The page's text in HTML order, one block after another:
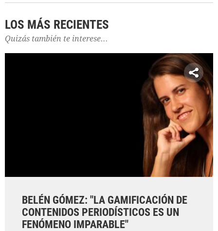
LOS MÁS RECIENTES
Quizás también te interese...
BELÉN GÓMEZ: "LA GAMIFICACIÓN DE
CONTENIDOS PERIODÍSTICOS ES UN
FENÓMENO IMPARABLE"